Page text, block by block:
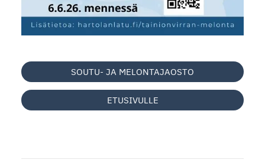
SOUTU- JA MELONTAJAOSTO
ETUSIVULLE